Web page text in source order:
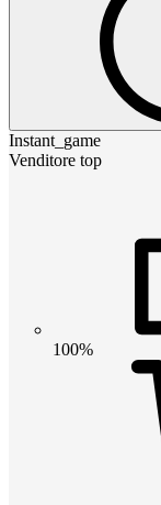
Instant_game
Venditore top
100%